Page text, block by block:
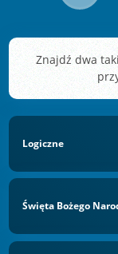
Znajdź dwa
Logiczne
Święta Bożego